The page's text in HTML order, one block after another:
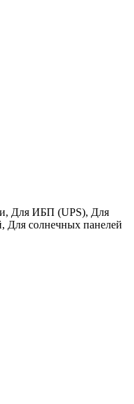
Для ИБП (UPS), Для
Для солнечных панелей